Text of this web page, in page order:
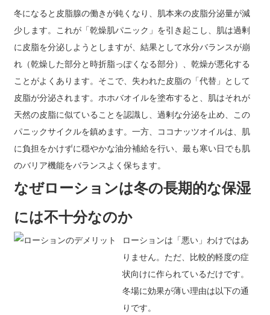
冬になると皮脂腺の働きが鈍くなり、肌本来の皮脂分泌量が減
少します。これが「乾燥肌パニック」を引き起こし、肌は過剰
に皮脂を分泌しようとしますが、結果として水分バランスが崩
れ（乾燥した部分と時折脂っぽくなる部分）、乾燥が悪化する
ことがよくあります。そこで、失われた皮脂の「代替」として
皮脂が分泌されます。ホホバオイルを塗布すると、肌はそれが
天然の皮脂に似ていることを認識し、過剰な分泌を止め、この
パニックサイクルを鎮めます。一方、ココナッツオイルは、肌
に負担をかけずに穏やかな油分補給を行い、最も寒い日でも肌
のバリア機能をバランスよく保ちます。
なぜローションは冬の長期的な保湿
には不十分なのか
ローションは「悪い」わけではあ
りません。ただ、比較的軽度の症
状向けに作られているだけです。
冬場に効果が薄い理由は以下の通
りです。